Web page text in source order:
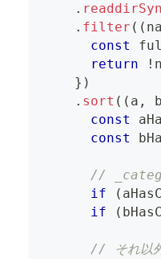
.
. filter ( (
const
return
!
} )
. sort ( ( a , b
const
const
//
if
(
if
(
// それ以外